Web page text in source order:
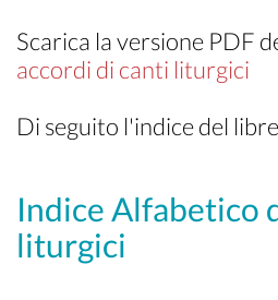
Scarica la versione PDF
accordi di canti liturgici
Di seguito l'indice del
Indice Alfabetico
liturgici